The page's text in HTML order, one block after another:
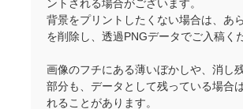
1000～ 682
ントされる場合がございます。
背景をプリントしたくない場合は、あ
を削除し、透過PNGデータでご入稿く
画像のフチにある薄いぼかしや、消し
部分も、データとして残っている場合
れることがあります。